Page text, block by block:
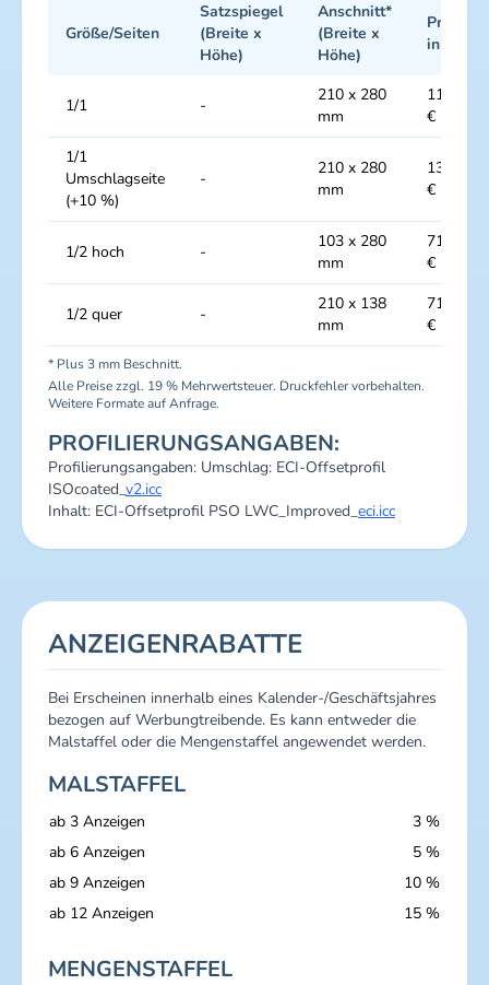
Größe/Seiten
Satzspiegel
(Breite x
Höhe)
Anschnitt*
(Breite x
Höhe)
Preise
in €
1/1 -
210 x 280
mm
11900
€
1/1
Umschlagseite
(+10 %)
-
210 x 280
mm
13090
€
1/2 hoch -
103 x 280
mm
7140
€
1/2 quer -
210 x 138
mm
7140
€
* Plus 3 mm Beschnitt.
Alle Preise zzgl. 19 % Mehrwertsteuer. Druckfehler vorbehalten.
Weitere Formate auf Anfrage.
PROFILIERUNGSANGABEN:
Profilierungsangaben: Umschlag: ECI-Offsetprofil
ISOcoated_ v2.icc
Inhalt: ECI-Offsetprofil PSO LWC_Improved_ eci.icc
ANZEIGENRABATTE
Bei Erscheinen innerhalb eines Kalender-/Geschäftsjahres
bezogen auf Werbungtreibende. Es kann entweder die
Malstaffel oder die Mengenstaffel angewendet werden.
MALSTAFFEL
ab 3 Anzeigen
3 %
ab 6 Anzeigen
5 %
ab 9 Anzeigen
10 %
ab 12 Anzeigen
15 %
MENGENSTAFFEL